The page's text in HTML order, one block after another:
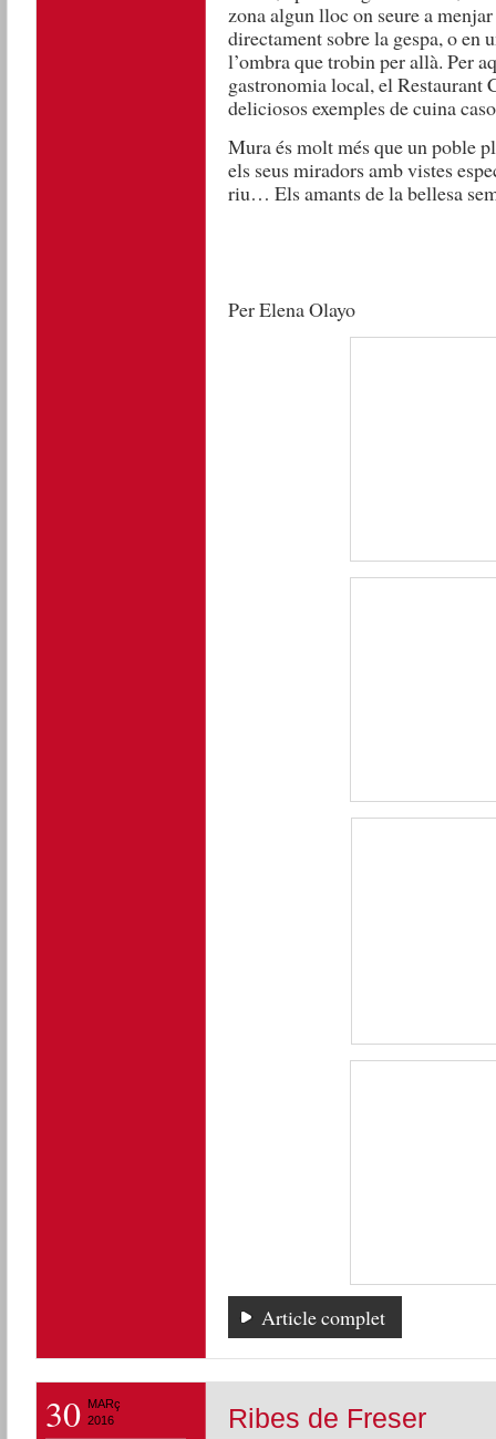
zona algun lloc on seure a
directament sobre la gespa, o en
l’ombra que trobin per allà. Per
gastronomia local, el Restaurant
deliciosos exemples de cuina
Mura és molt més que un poble
els seus miradors amb vistes
riu… Els amants de la bellesa
Per Elena Olayo
Article complet
30
MARç
2016
Ribes de Freser